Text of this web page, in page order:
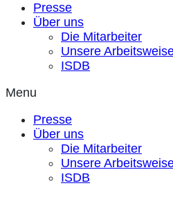
Presse
Über uns
Die Mitarbeiter
Unsere
ISDB
Menu
Presse
Über uns
Die Mitarbeiter
Unsere
ISDB